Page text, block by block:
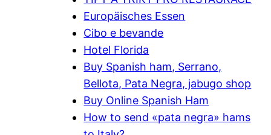
Europäisches Essen
Cibo e bevande
Hotel Florida
Buy Spanish ham, Serrano,
Bellota, Pata Negra, jabugo shop
Buy Online Spanish Ham
How to send «pata negra» hams